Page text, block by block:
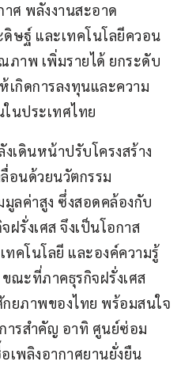
ศ พลังงานสะอาด
ษฐ์ และเทคโนโลยีควอน
ภาพ เพิ่มรายได้ ยกระดับ
เกิดการลงทุนและความ
นประเทศไทย
เดินหน้าปรับโครงสร้าง
อนด้วยนวัตกรรม
ลค่าสูง ซึ่งสอดคล้องกับ
รั่งเศส จึงเป็นโอกาส
คโนโลยี และองค์ความรู้
ขณะที่ภาคธุรกิจฝรั่งเศส
ยภาพของไทย พร้อมสนใจ
ารสำคัญ อาทิ ศูนย์ซ่อม
เพลิงอากาศยานยั่งยืน